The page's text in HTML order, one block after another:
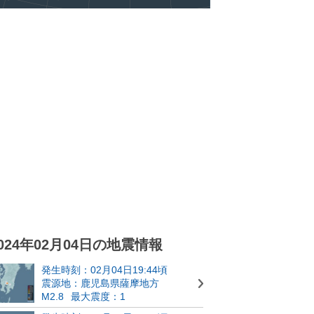
年02月04日の地震情報
発生時刻：02月04日19:44頃
震源地：鹿児島県薩摩地方
M2.8
最大震度：1